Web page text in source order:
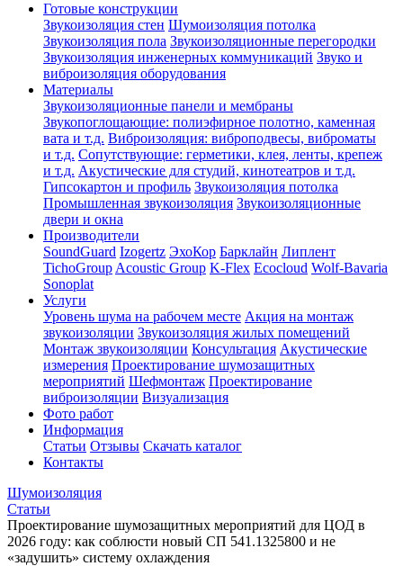
Готовые конструкции
Звукоизоляция стен Шумоизоляция потолка
Звукоизоляция пола Звукоизоляционные перегородки
Звукоизоляция инженерных коммуникаций Звуко и
виброизоляция оборудования
Материалы
Звукоизоляционные панели и мембраны
Звукопоглощающие: полиэфирное полотно, каменная
вата и т.д. Виброизоляция: виброподвесы, виброматы
и т.д. Сопутствующие: герметики, клея, ленты, крепеж
и т.д. Акустические для студий, кинотеатров и т.д.
Гипсокартон и профиль Звукоизоляция потолка
Промышленная звукоизоляция Звукоизоляционные
двери и окна
Производители
SoundGuard Izogertz ЭхоКор Барклайн Липлент
TichoGroup Acoustic Group K-Flex Ecocloud Wolf-Bavaria
Sonoplat
Услуги
Уровень шума на рабочем месте Акция на монтаж
звукоизоляции Звукоизоляция жилых помещений
Монтаж звукоизоляции Консультация Акустические
измерения Проектирование шумозащитных
мероприятий Шефмонтаж Проектирование
виброизоляции Визуализация
Фото работ
Информация
Статьи Отзывы Скачать каталог
Контакты
Шумоизоляция
Статьи
Проектирование шумозащитных мероприятий для ЦОД в
2026 году: как соблюсти новый СП 541.1325800 и не
«задушить» систему охлаждения